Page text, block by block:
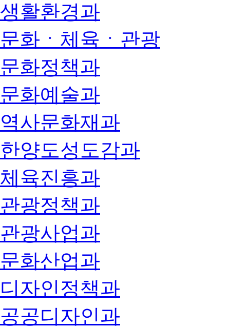
생활환경과
문화ㆍ체육ㆍ관광
문화정책과
문화예술과
역사문화재과
한양도성도감과
체육진흥과
관광정책과
관광사업과
문화산업과
디자인정책과
공공디자인과